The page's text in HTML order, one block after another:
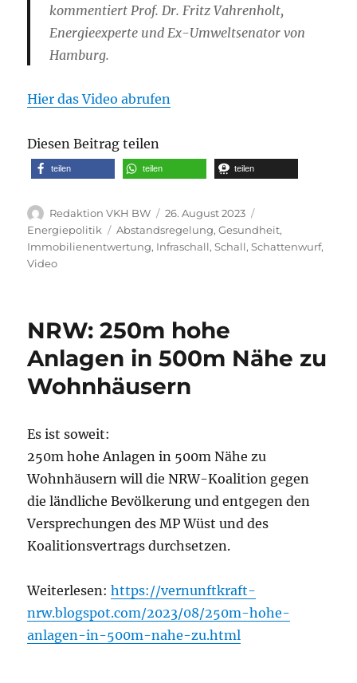
kommentiert Prof. Dr. Fritz Vahrenholt,
Energieexperte und Ex-Umweltsenator von
Hamburg.
Hier das Video abrufen
Diesen Beitrag teilen
teilen teilen teilen
Autor
Redaktion VKH BW
Veröffentlicht
am
26. August 2023
Energiepolitik
Schlagwörter
Abstandsregelung,Gesundheit,
Immobilienentwertung, Infraschall,Schall,Schattenwurf,
Video
NRW: 250m hohe
Anlagen in 500m Nähe zu
Wohnhäusern
Es ist soweit:
250m hohe Anlagen in 500m Nähe zu
Wohnhäusern will die NRW-Koalition gegen
die ländliche Bevölkerung und entgegen den
Versprechungen des MP Wüst und des
Koalitionsvertrags durchsetzen.
Weiterlesen:https://vernunftkraft-
nrw.blogspot.com/2023/08/250m-hohe-
anlagen-in-500m-nahe-zu.html